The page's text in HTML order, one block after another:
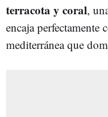
terracota y coral,
encaja perfectamente
mediterránea que